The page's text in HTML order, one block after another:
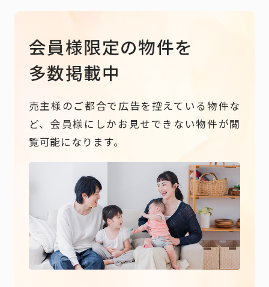
会員様限定の物件を
多数掲載中
売主様のご都合で広告を控えている物件な
ど、会員様にしかお見せできない物件が閲
覧可能になります。